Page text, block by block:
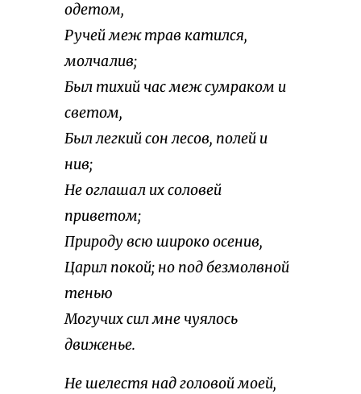
одетом,
Ручей меж трав катился,
молчалив;
Был тихий час меж сумраком и
светом,
Был легкий сон лесов, полей и
нив;
Не оглашал их соловей
приветом;
Природу всю широко осенив,
Царил покой; но под безмолвной
тенью
Могучих сил мне чуялось
движенье.
Не шелестя над головой моей,